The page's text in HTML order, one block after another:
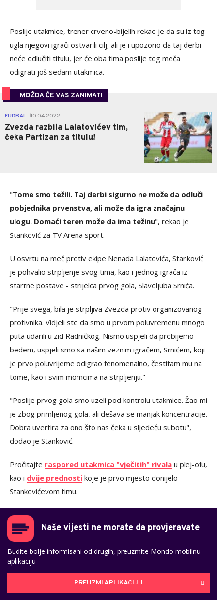
Poslije utakmice, trener crveno-bijelih rekao je da su iz tog
ugla njegovi igrači ostvarili cilj, ali je i upozorio da taj derbi
neće odlučiti titulu, jer će oba tima poslije tog meča
odigrati još sedam utakmica.
MOŽDA ĆE VAS ZANIMATI
FUDBAL 10.04.2022.
Zvezda razbila Lalatovićev tim,
čeka Partizan za titulu!
0
"Tome smo težili. Taj derbi sigurno ne može da odluči
pobjednika prvenstva, ali može da igra značajnu
ulogu. Domaći teren može da ima težinu", rekao je
Stanković za TV Arena sport.
U osvrtu na meč protiv ekipe Nenada Lalatovića, Stanković
je pohvalio strpljenje svog tima, kao i jednog igrača iz
startne postave - strijelca prvog gola, Slavoljuba Srnića.
"Prije svega, bila je strpljiva Zvezda protiv organizovanog
protivnika. Vidjeli ste da smo u prvom poluvremenu mnogo
puta udarili u zid Radničkog. Nismo uspjeli da probijemo
bedem, uspjeli smo sa našim veznim igračem, Srnićem, koji
je prvo poluvrijeme odigrao fenomenalno, čestitam mu na
tome, kao i svim momcima na strpljenju."
"Poslije prvog gola smo uzeli pod kontrolu utakmice. Žao mi
je zbog primljenog gola, ali dešava se manjak koncentracije.
Dobra uvertira za ono što nas čeka u sljedeću subotu",
dodao je Stanković.
Pročitajte raspored utakmica "vječitih" rivala u plej-ofu,
kao i dvije prednosti koje je prvo mjesto donijelo
Stankovićevom timu.
Naše vijesti ne morate da provjeravate
Budite bolje informisani od drugih, preuzmite Mondo mobilnu
aplikaciju
PREUZMI APLIKACIJU